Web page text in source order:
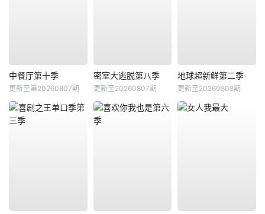
中餐厅第十季
更新至第20260807期
密室大逃脱第八季
更新至20260807期
地球超新鲜第二季
更新至20260808期